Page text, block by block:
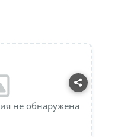
не обнаружена